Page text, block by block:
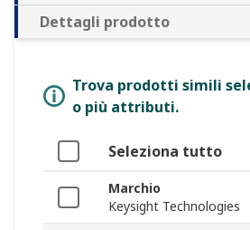
Dettagli prodotto
Trova prodotti simili
o più attributi.
Seleziona tutto
Marchio
Keysight Technologies